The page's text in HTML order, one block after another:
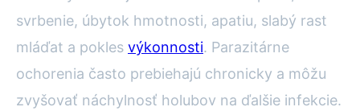
svrbenie, úbytok hmotnosti, apatiu, slabý rast
mláďat a pokles výkonnosti. Parazitárne
ochorenia často prebiehajú chronicky a môžu
zvyšovať náchylnosť holubov na ďalšie infekcie.